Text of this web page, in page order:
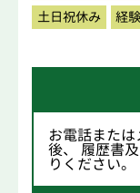
土日祝休み 経
お電話また
後、 履歴書
りください。